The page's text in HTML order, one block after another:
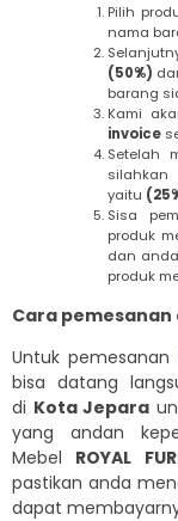
Pilih
nama
(50%)
barang
Kami
invoice
Setelah
yaitu
Sisa
produk
dan
produk
Cara
Untuk pemesanan
bisa datang
di Kota Jepara
yang andan
Mebel ROYAL
pastikan anda
dapat